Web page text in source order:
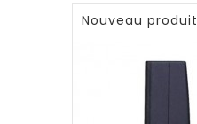
Nouveau produit